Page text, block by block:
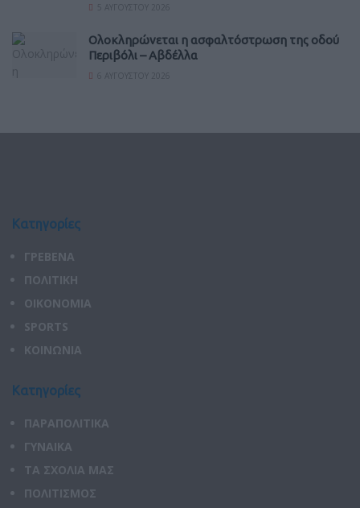
Ολοκληρώνεται η ασφαλτόστρωση της οδού
Περιβόλι – Αβδέλλα
Κατηγορίες
ΓΡΕΒΕΝΑ
ΠΟΛΙΤΙΚΗ
ΟΙΚΟΝΟΜΙΑ
SPORTS
ΚΟΙΝΩΝΙΑ
Κατηγορίες
ΠΑΡΑΠΟΛΙΤΙΚΑ
ΓΥΝΑΙΚΑ
ΤΑ ΣΧΟΛΙΑ ΜΑΣ
ΠΟΛΙΤΙΣΜΟΣ